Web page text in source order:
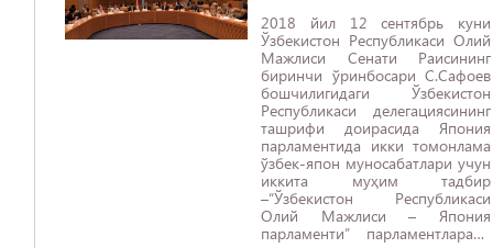
2018 йил 12 сентябрь куни
Ўзбекистон Республикаси Олий
Мажлиси Сенати Раисининг
биринчи ўринбосари С.Сафоев
бошчилигидаги Ўзбекистон
Республикаси делегациясининг
ташрифи доирасида Япония
парламентида икки томонлама
ўзбек-япон муносабатлари учун
иккита муҳим тадбир
–“Ўзбекистон Республикаси
Олий Мажлиси – Япония
парламенти” парламентлараро